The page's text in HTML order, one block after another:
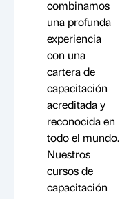
combinamos
una profunda
experiencia
con una
cartera de
capacitación
acreditada y
reconocida en
todo el mundo.
Nuestros
cursos de
capacitación